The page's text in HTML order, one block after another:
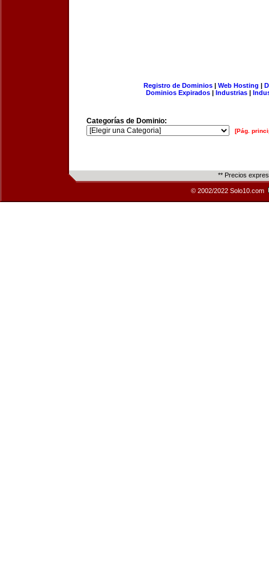
Registro de Dominios| Web Hosting |
Dominios Expirados | Industrias |
Categorías de Dominio:
[Pág.
** Precios
© 2002/2022 Solo10.com